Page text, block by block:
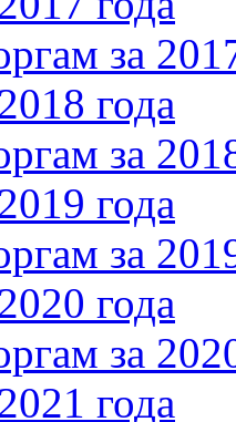
за
года
за
года
за
года
за
года